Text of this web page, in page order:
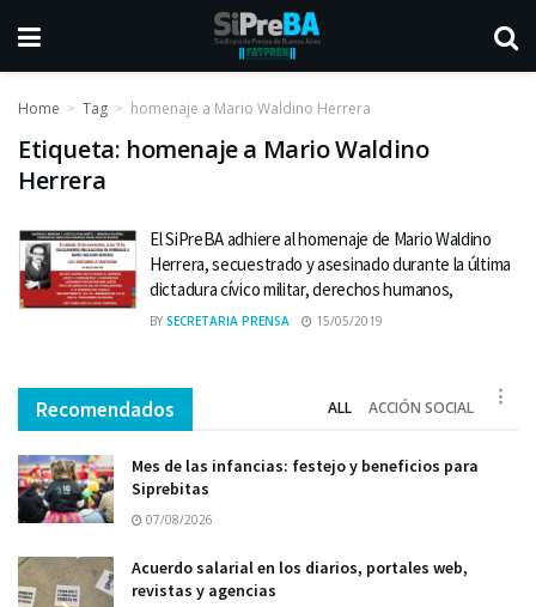
Home Tag homenaje a Mario Waldino Herrera
Etiqueta: homenaje a Mario Waldino
Herrera
El SiPreBA adhiere al homenaje de Mario Waldino
Herrera, secuestrado y asesinado durante la última
dictadura cívico militar, derechos humanos,
BY SECRETARIA PRENSA 15/05/2019
Recomendados ALL ACCIÓN SOCIAL
Mes de las infancias: festejo y beneficios para
Siprebitas
07/08/2026
Acuerdo salarial en los diarios, portales web,
revistas y agencias